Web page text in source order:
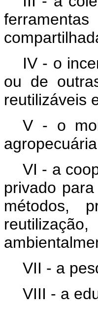
IV - o
ou de
reutilizáveis
V - o
VI - a
privado
métodos,
VII - a
VIII - a